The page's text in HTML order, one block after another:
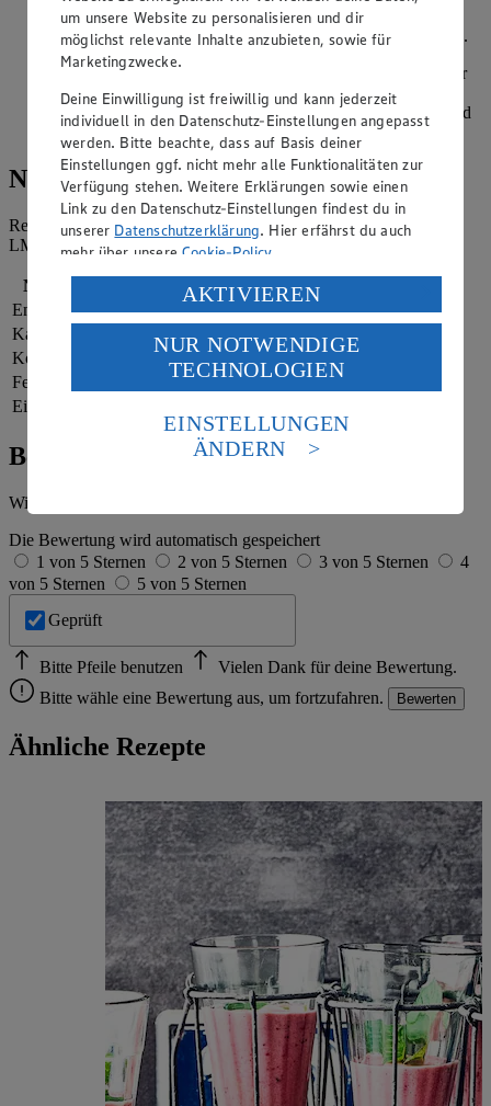
Die Minze waschen, trockenschütteln und 2 Stängel zupfen.
Die gewürfelte Ananas sowie den Ananassaft auf die Gläser
verteilen, etwas Minze darüber geben und mit Grüntee
auffüllen. Den Ananas-Eistee mit 3-4 Eiswürfeln toppen und
mit frischer Minze garnieren.
Nährwerte
Referenzmenge für einen durchschnittlichen Erwachsenen laut
LMIV (8.400 kJ/2.000 kcal).
Nährwerte
pro Portion
Energie
147 kj (2 %)
Kalorien
35 kcal (2 %)
Kohlenhydrate
Fett
Eiweiß
Bewertung
Wie hat es dir geschmeckt?
Die Bewertung wird automatisch gespeichert
1 von 5 Sternen
2 von 5 Sternen 3 von 5 Sternen
4
von 5 Sternen
5 von 5 Sternen
Geprüft
Bitte Pfeile benutzen
Vielen Dank für deine Bewertung.
Bitte wähle eine Bewertung aus, um fortzufahren.
Bewerten
Ähnliche Rezepte
um unsere Website zu personalisieren und dir
möglichst relevante Inhalte anzubieten, sowie für
Marketingzwecke.
Deine Einwilligung ist freiwillig und kann jederzeit
individuell in den Datenschutz-Einstellungen angepasst
werden. Bitte beachte, dass auf Basis deiner
Einstellungen ggf. nicht mehr alle Funktionalitäten zur
Verfügung stehen. Weitere Erklärungen sowie einen
Link zu den Datenschutz-Einstellungen findest du in
unserer Datenschutzerklärung. Hier erfährst du auch
mehr über unsereCookie-Policy.
Verarbeitung deiner personenbezogenen Daten in den
USA durch Facebook und YouTube:
Wenn du auf „Aktivieren“ klickst, willigst du im Sinne
des Art. 49 Abs. 1 Satz 1 lit. a) DSGVO ein, dass deine
Daten in den USA verarbeitet werden. Der EuGH sieht
die USA als Land mit einem nach europäischen
Standards nicht angemessenen Datenschutzniveau an.
Es besteht das Risiko eines Zugriffs durch US-
Informationen zum Herausgeber der Seite findest du
imImpressum
AKTIVIEREN
NUR NOTWENDIGE
TECHNOLOGIEN
EINSTELLUNGEN
ÄNDERN